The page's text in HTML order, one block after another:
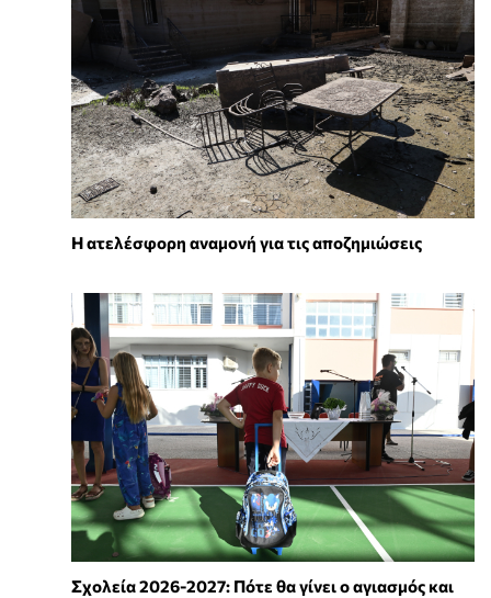
Η ατελέσφορη αναμονή για τις αποζημιώσεις
Σχολεία 2026-2027: Πότε θα γίνει ο αγιασμός και